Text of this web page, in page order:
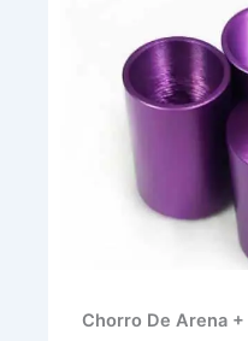
Chorro De Arena